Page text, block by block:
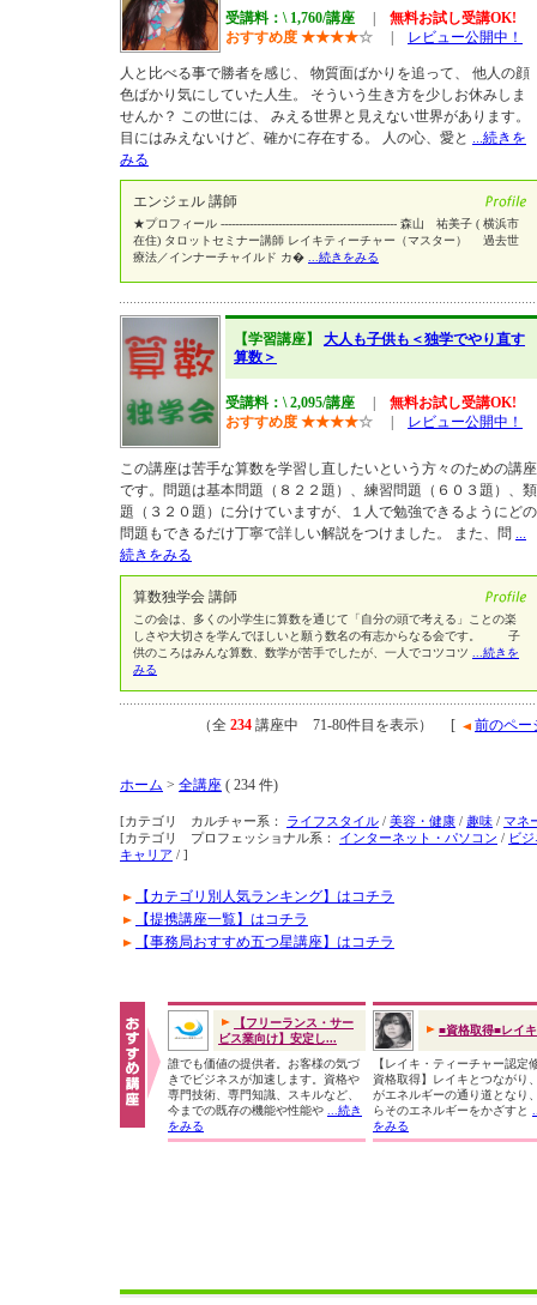
受講料：\ 1,760/講座
無料お試し受講OK!
おすすめ度 ★★★★☆ レビュー公開中！
人と比べる事で勝者を感じ、 物質面ばかりを追って、 他人の顔
色ばかり気にしていた人生。 そういう生き方を少しお休みしま
せんか？ この世には、 みえる世界と見えない世界があります。
目にはみえないけど、確かに存在する。 人の心、愛と ...続きを
みる
エンジェル 講師
★プロフィール ------------------------------------------------- 森山 祐美子 ( 横浜市
在住) タロットセミナー講師 レイキティーチャー（マスター） 過去世
療法／インナーチャイルド カ�
...続きをみる
【学習講座】 大人も子供も＜独学でやり直す
算数＞
受講料：\ 2,095/講座
無料お試し受講OK!
おすすめ度 ★★★★☆ レビュー公開中！
この講座は苦手な算数を学習し直したいという方々のための講座
です。問題は基本問題（８２２題）、練習問題（６０３題）、類
題（３２０題）に分けていますが、１人で勉強できるようにどの
問題もできるだけ丁寧で詳しい解説をつけました。 また、問 ...
続きをみる
算数独学会 講師
この会は、多くの小学生に算数を通じて「自分の頭で考える」ことの楽
しさや大切さを学んでほしいと願う数名の有志からなる会です。 子
供のころはみんな算数、数学が苦手でしたが、一人でコツコツ
...続きを
みる
（全 234 講座中 71-80件目を表示） [ 前のペー
ホーム > 全講座 ( 234 件)
[カテゴリ カルチャー系： ライフスタイル / 美容・健康 / 趣味 / マネ
[カテゴリ プロフェッショナル系： インターネット・パソコン / ビ
キャリア / ]
【カテゴリ別人気ランキング】はコチラ
【提携講座一覧】はコチラ
【事務局おすすめ五つ星講座】はコチラ
【フリーランス・サー
ビス業向け】安定し...
誰でも価値の提供者。お客様の気づ
きでビジネスが加速します。資格や
専門技術、専門知識、スキルなど、
今までの既存の機能や性能や
...続き
をみる
■資格取得■レイ
【レイキ・ティーチャー認定
資格取得】レイキとつながり
がエネルギーの通り道となり
らそのエネルギーをかざすと
をみる